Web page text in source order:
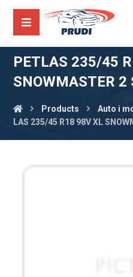
PETLAS 235/45
SNOWMASTER 2
Products Auto i
LAS 235/45 R18 98V XL